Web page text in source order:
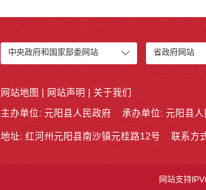
中央政府和国家部委网站 省政府网站
网站地图 | 网站声明 | 关于我们
主办单位: 元阳县人民政府 承办单位: 元阳县
地址: 红河州元阳县南沙镇元桂路12号 联系方
网站支持